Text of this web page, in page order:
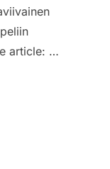
article: …